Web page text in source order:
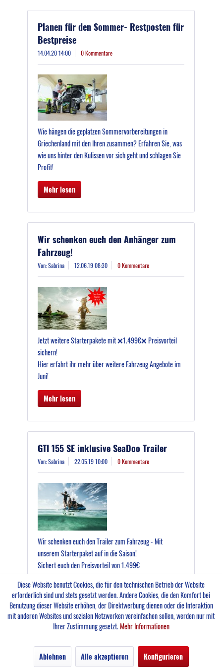
Planen für den Sommer- Restposten für
Bestpreise
14.04.20 14:00 0 Kommentare
Wie hängen die geplatzen Sommervorbereitungen in
Griechenland mit den Ihren zusammen? Erfahren Sie, was
wie uns hinter den Kulissen vor sich geht und schlagen Sie
Profit!
Mehr lesen
Wir schenken euch den Anhänger zum
Fahrzeug!
Von: Sabrina 12.06.19 08:30 0 Kommentare
Jetzt weitere Starterpakete mit ❌1.499€❌ Preisvorteil
sichern!
Hier erfahrt ihr mehr über weitere Fahrzeug Angebote im
Juni!
Mehr lesen
GTI 155 SE inklusive SeaDoo Trailer
Von: Sabrina 22.05.19 10:00 0 Kommentare
Wir schenken euch den Trailer zum Fahrzeug - Mit
unserem Starterpaket auf in die Saison!
Sichert euch den Preisvorteil von 1.499€
Solange der Vorrat reicht.
Mehr lesen
An alle, die viel Leistung und
sportliches Fahren bevorzugen.
Diese Website benutzt Cookies, die für den technischen Betrieb der Website
erforderlich sind und stets gesetzt werden. Andere Cookies, die den Komfort bei
Benutzung dieser Website erhöhen, der Direktwerbung dienen oder die Interaktion
mit anderen Websites und sozialen Netzwerken vereinfachen sollen, werden nur mit
Ihrer Zustimmung gesetzt.Mehr Informationen
Ablehnen Alle akzeptieren Konfigurieren